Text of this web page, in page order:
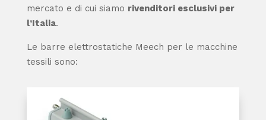
mercato e di cui siamo rivenditori esclusivi per
l’Italia.
Le barre elettrostatiche Meech per le macchine
tessili sono: